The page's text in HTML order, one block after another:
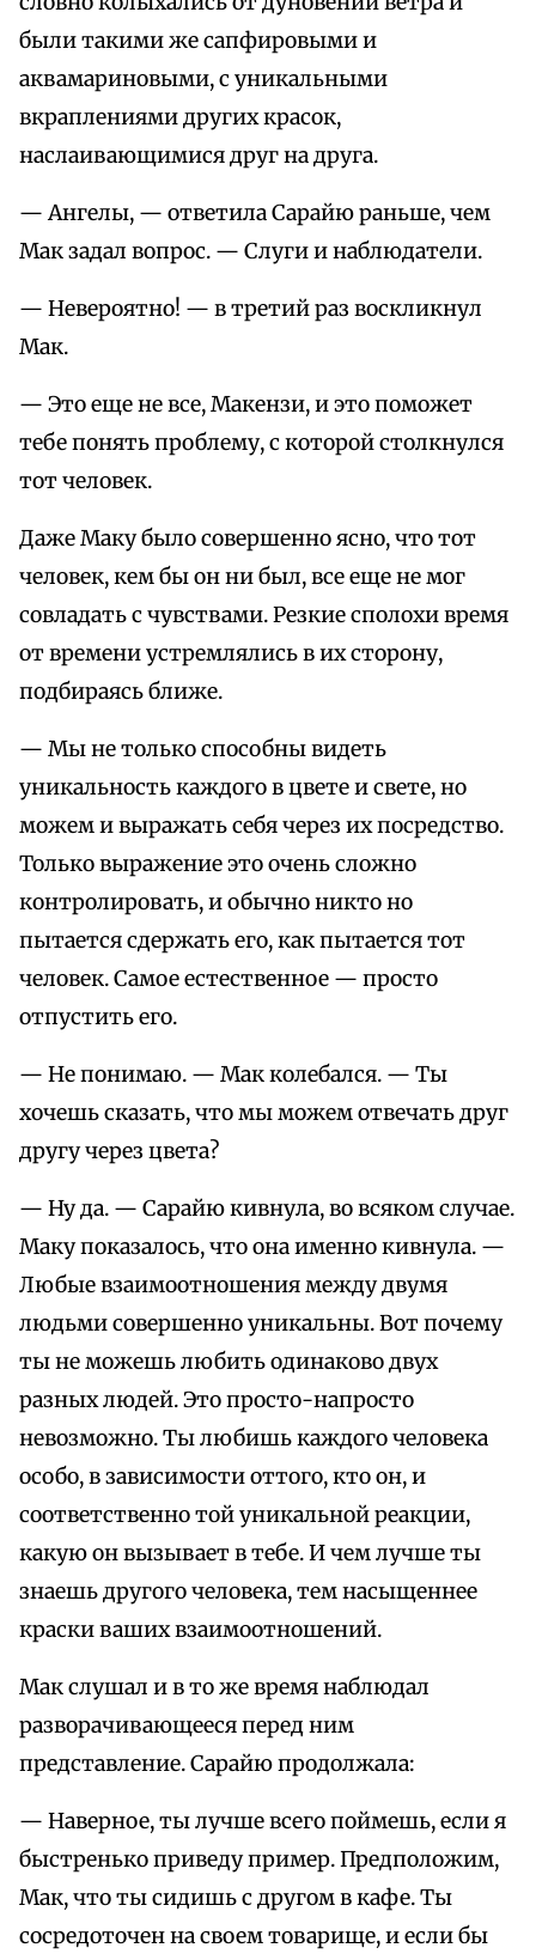
были такими же сапфировыми и
аквамариновыми, с уникальными
вкраплениями других красок,
наслаивающимися друг на друга.
— Ангелы, — ответила Сарайю раньше, чем
Мак задал вопрос. — Слуги и наблюдатели.
— Невероятно! — в третий раз воскликнул
Мак.
— Это еще не все, Макензи, и это поможет
тебе понять проблему, с которой столкнулся
тот человек.
Даже Маку было совершенно ясно, что тот
человек, кем бы он ни был, все еще не мог
совладать с чувствами. Резкие сполохи время
от времени устремлялись в их сторону,
подбираясь ближе.
— Мы не только способны видеть
уникальность каждого в цвете и свете, но
можем и выражать себя через их посредство.
Только выражение это очень сложно
контролировать, и обычно никто но
пытается сдержать его, как пытается тот
человек. Самое естественное — просто
отпустить его.
— Не понимаю. — Мак колебался. — Ты
хочешь сказать, что мы можем отвечать друг
другу через цвета?
— Ну да. — Сарайю кивнула, во всяком случае.
Маку показалось, что она именно кивнула. —
Любые взаимоотношения между двумя
людьми совершенно уникальны. Вот почему
ты не можешь любить одинаково двух
разных людей. Это просто-напросто
невозможно. Ты любишь каждого человека
особо, в зависимости оттого, кто он, и
соответственно той уникальной реакции,
какую он вызывает в тебе. И чем лучше ты
знаешь другого человека, тем насыщеннее
краски ваших взаимоотношений.
Мак слушал и в то же время наблюдал
разворачивающееся перед ним
представление. Сарайю продолжала:
— Наверное, ты лучше всего поймешь, если я
быстренько приведу пример. Предположим,
Мак, что ты сидишь с другом в кафе. Ты
сосредоточен на своем товарище, и если бы